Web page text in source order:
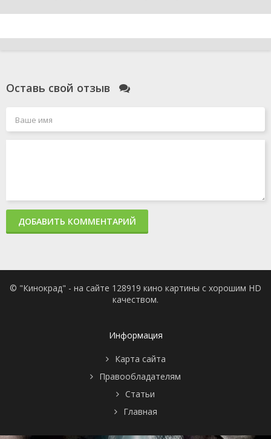
Оставь свой отзыв
ДОБАВИТЬ КОММЕНТАРИЙ
© "Кинокрад" - на сайте 128919 кино картины с хорошим HD
качеством.
Информация
Карта сайта
Правообладателям
Статьи
Главная